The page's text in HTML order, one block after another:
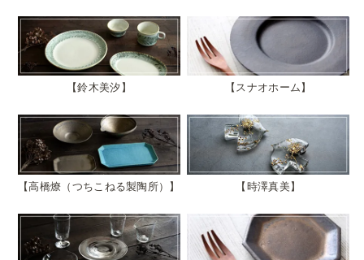
鈴木美汐 スナオホーム
高橋燎（つちこねる製陶所） 時澤真美